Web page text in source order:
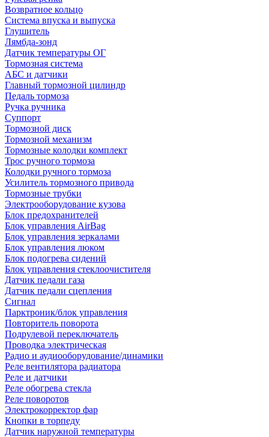
Возвратное кольцо
Система впуска и выпуска
Глушитель
Лямбда-зонд
Датчик температуры ОГ
Тормозная система
АБС и датчики
Главный тормозной цилиндр
Педаль тормоза
Ручка ручника
Суппорт
Тормозной диск
Тормозной механизм
Тормозные колодки комплект
Трос ручного тормоза
Колодки ручного тормоза
Усилитель тормозного привода
Тормозные трубки
Электрооборудование кузова
Блок предохранителей
Блок управления AirBag
Блок управления зеркалами
Блок управления люком
Блок подогрева сидений
Блок управления стеклоочистителя
Датчик педали газа
Датчик педали сцепления
Сигнал
Парктроник/блок управления
Повторитель поворота
Подрулевой переключатель
Проводка электрическая
Радио и аудиооборудование/динамики
Реле вентилятора радиатора
Реле и датчики
Реле обогрева стекла
Реле поворотов
Электрокорректор фар
Кнопки в торпеду
Датчик наружной температуры